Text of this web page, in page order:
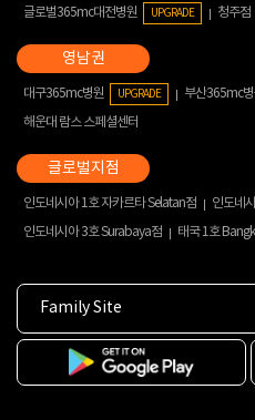
글로벌365mc대전병원 UPGRADE 청주점
대구365mc병원 UPGRADE 부산365mc
해운대 람스 스페셜센터
인도네시아 1호 자카르타 Selatan점
인도네
인도네시아 3호 Surabaya점
태국 1호
Family Site